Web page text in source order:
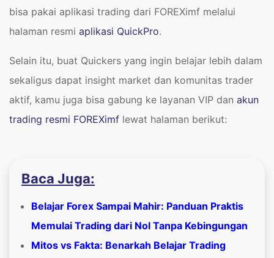
bisa pakai aplikasi trading dari FOREXimf melalui
halaman resmi aplikasi QuickPro.
Selain itu, buat Quickers yang ingin belajar lebih dalam
sekaligus dapat insight market dan komunitas trader
aktif, kamu juga bisa gabung ke layanan VIP dan akun
trading resmi FOREXimf lewat halaman berikut:
Baca Juga:
Belajar Forex Sampai Mahir: Panduan Praktis
Memulai Trading dari Nol Tanpa Kebingungan
Mitos vs Fakta: Benarkah Belajar Trading